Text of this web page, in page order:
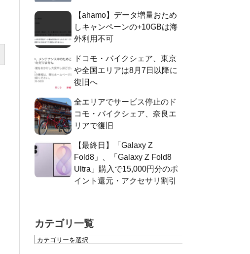
【ahamo】データ増量おため
しキャンペーンの+10GBは海
外利用不可
ドコモ・バイクシェア、東京
や全国エリアは8月7日以降に
復旧へ
全エリアでサービス停止のド
コモ・バイクシェア、奈良エ
リアで復旧
【最終日】「Galaxy Z
Fold8」、「Galaxy Z Fold8
Ultra」購入で15,000円分のポ
イント還元・アクセサリ割引
カテゴリ一覧